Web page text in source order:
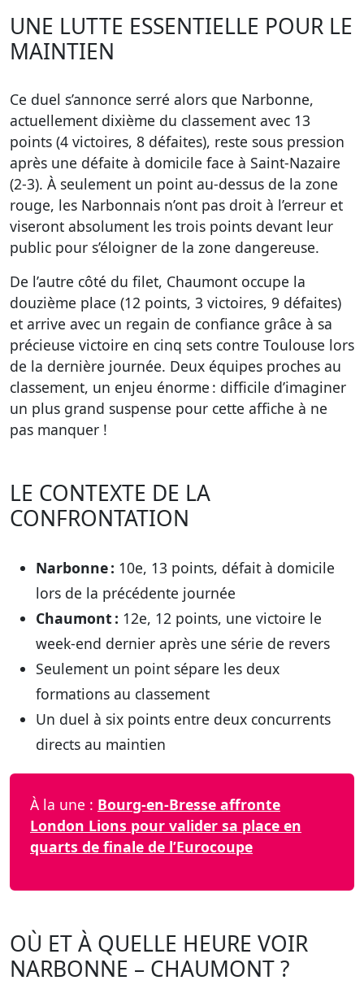
UNE LUTTE ESSENTIELLE POUR LE
MAINTIEN
Ce duel s’annonce serré alors que Narbonne,
actuellement dixième du classement avec 13
points (4 victoires, 8 défaites), reste sous pression
après une défaite à domicile face à Saint-Nazaire
(2-3). À seulement un point au-dessus de la zone
rouge, les Narbonnais n’ont pas droit à l’erreur et
viseront absolument les trois points devant leur
public pour s’éloigner de la zone dangereuse.
De l’autre côté du filet, Chaumont occupe la
douzième place (12 points, 3 victoires, 9 défaites)
et arrive avec un regain de confiance grâce à sa
précieuse victoire en cinq sets contre Toulouse lors
de la dernière journée. Deux équipes proches au
classement, un enjeu énorme : difficile d’imaginer
un plus grand suspense pour cette affiche à ne
pas manquer !
LE CONTEXTE DE LA
CONFRONTATION
Narbonne : 10e, 13 points, défait à domicile
lors de la précédente journée
Chaumont : 12e, 12 points, une victoire le
week-end dernier après une série de revers
Seulement un point sépare les deux
formations au classement
Un duel à six points entre deux concurrents
directs au maintien
À la une : Bourg-en-Bresse affronte
London Lions pour valider sa place en
quarts de finale de l’Eurocoupe
OÙ ET À QUELLE HEURE VOIR
NARBONNE – CHAUMONT ?